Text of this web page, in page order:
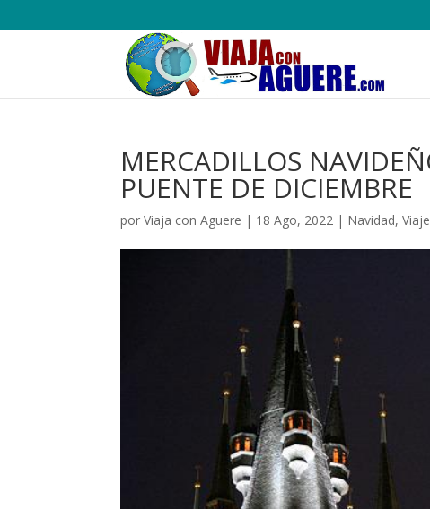
MERCADILLOS
PUENTE DE DICIEMBRE
porViaja con Aguere | 18 Ago, 2022 | Navidad,